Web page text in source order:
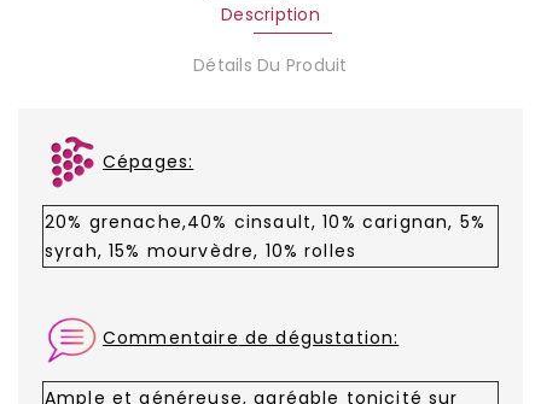
Description
Détails Du Produit
Cépages:
20% grenache,40% cinsault, 10% carignan, 5%
syrah, 15% mourvèdre, 10% rolles
Commentaire de dégustation:
Ample et généreuse, agréable tonicité sur